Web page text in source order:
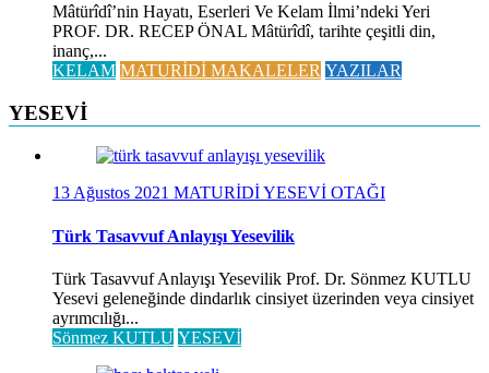
Mâtürîdî’nin Hayatı, Eserleri Ve Kelam İlmi’ndeki Yeri
PROF. DR. RECEP ÖNAL Mâtürîdî, tarihte çeşitli din,
inanç,...
KELAM MATURİDİ MAKALELER YAZILAR
YESEVİ
13 Ağustos 2021 MATURİDİ YESEVİ OTAĞI
Türk Tasavvuf Anlayışı Yesevilik
Türk Tasavvuf Anlayışı Yesevilik Prof. Dr. Sönmez KUTLU
Yesevi geleneğinde dindarlık cinsiyet üzerinden veya cinsiyet
ayrımcılığı...
Sönmez KUTLU YESEVİ